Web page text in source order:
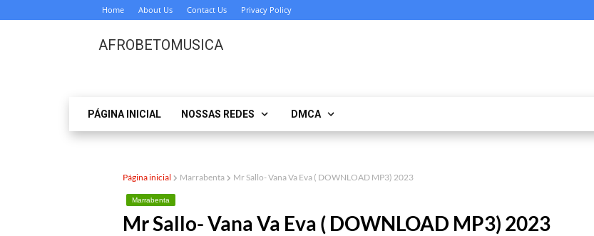
Home About Us Contact Us Privacy Policy
AFROBETOMUSICA
PÁGINA INICIAL NOSSAS REDES DMCA
Página inicial Marrabenta Mr Sallo- Vana Va Eva ( DOWNLOAD MP3) 2023
Marrabenta
Mr Sallo- Vana Va Eva ( DOWNLOAD MP3) 2023